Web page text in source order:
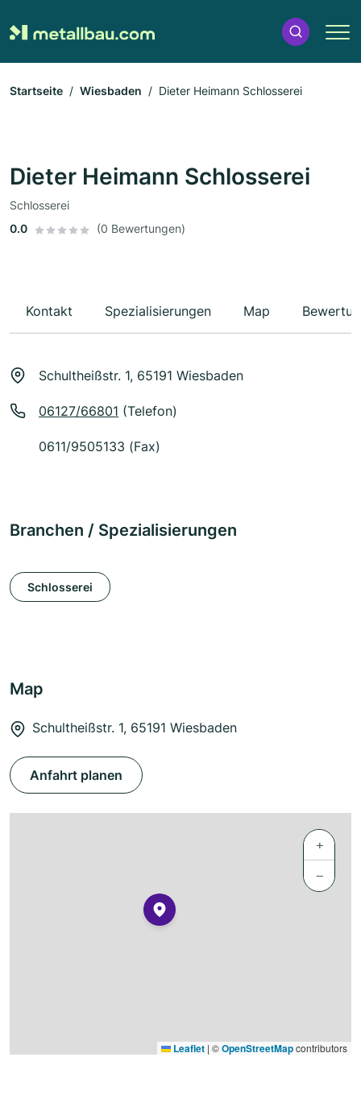
Startseite Wiesbaden Dieter Heimann Schlosserei
Dieter Heimann Schlosserei
Schlosserei
0.0
(0 Bewertungen)
Kontakt Spezialisierungen Map
Schultheißstr. 1, 65191 Wiesbaden
06127/66801 (Telefon)
0611/9505133 (Fax)
Branchen / Spezialisierungen
Schlosserei
Map
Schultheißstr. 1, 65191 Wiesbaden
Anfahrt planen
+
−
Leaflet | ©OpenStreetMapcontributors